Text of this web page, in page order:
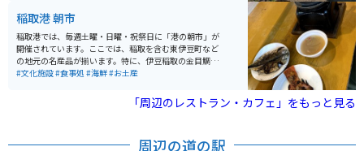
中楽しむことが可能です。伊豆稲取温泉の高台にあるの
で、天気が良い日には太平洋に浮かぶ伊豆七島を一望で
きるので、景色も楽しめるレジャー施設です。
稲取港 朝市
稲取港では、毎週土曜・日曜・祝祭日に「港の朝市」が
開催されています。ここでは、稲取を含む東伊豆町など
の地元の名産品が揃います。特に、伊豆稲取の金目鯛な
どの焼き魚や釜飯は安く食べられます。 また、野菜や果
イドなどの小物も多数販売されています。開催時間は8:0
0〜12:00で、あら汁などは無料で提供されています。
#文化施設#食事処 #海鮮#お土産
「周辺のレストラン・カフェ」をもっと見る
周辺の道の駅